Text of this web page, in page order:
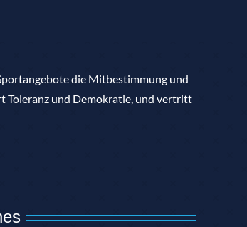
die Mitbestimmung und
Toleranz und Demokratie, und vertritt